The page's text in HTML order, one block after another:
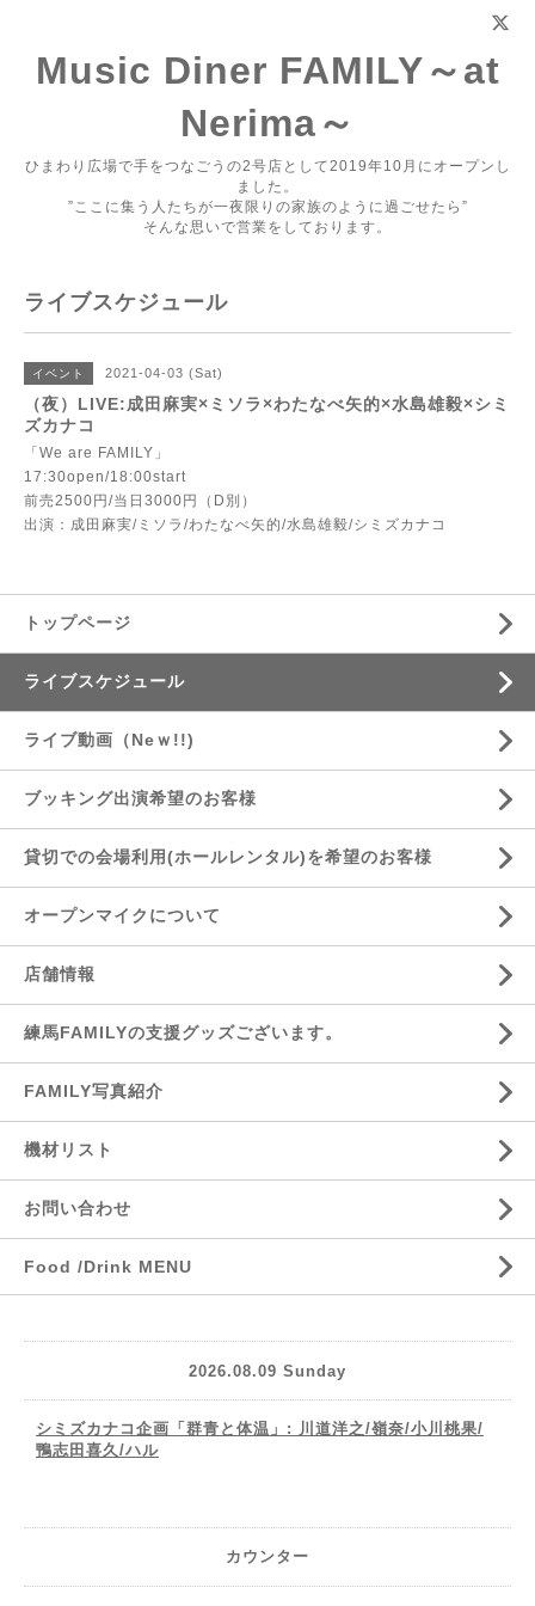
Music Diner FAMILY～at
Nerima～
ひまわり広場で手をつなごうの2号店として2019年10月にオープンし
ました。
”ここに集う人たちが一夜限りの家族のように過ごせたら”
そんな思いで営業をしております。
ライブスケジュール
イベント 2021-04-03 (Sat)
（夜）LIVE:成田麻実×ミソラ×わたなべ矢的×水島雄毅×シミ
ズカナコ
「We are FAMILY」
17:30open/18:00start
前売2500円/当日3000円（D別）
出演：成田麻実/ミソラ/わたなべ矢的/水島雄毅/シミズカナコ
トップページ
ライブスケジュール
ライブ動画（Neｗ!!)
ブッキング出演希望のお客様
貸切での会場利用(ホールレンタル)を希望のお客様
オープンマイクについて
店舗情報
練馬FAMILYの支援グッズございます。
FAMILY写真紹介
機材リスト
お問い合わせ
Food /Drink MENU
2026.08.09 Sunday
シミズカナコ企画「群青と体温」: 川道洋之/嶺奈/小川桃果/
鴨志田喜久/ハル
カウンター